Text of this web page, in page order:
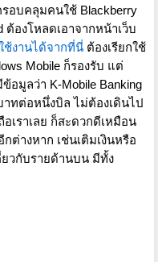
อบคลุมคนใช้ Blackberry
องโหลดเอาจากหน้าเว็บ
ช้งานได้จากที่นี่ ต้องเรียกใช้
Mobile ก็รองรับ แต่
อมูลว่า K-Mobile Banking
ทต่อหนึ่งบิล ไม่ต้องเดินไป
เราเลย ก็สะดวกดีเหมือน
ต่างหาก เช่นเติมเงินหรือ
ยวกับรายด้านบน มีทั้ง